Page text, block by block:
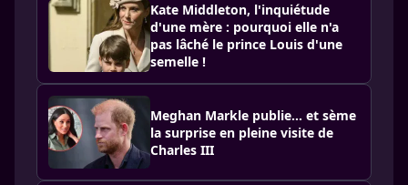
Kate Middleton, l'inquiétude
d'une mère : pourquoi elle n'a
pas lâché le prince Louis d'une
semelle !
Meghan Markle publie… et sème
la surprise en pleine visite de
Charles III